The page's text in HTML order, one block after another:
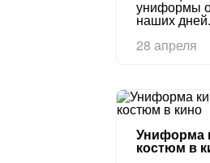
униформы
наших дней.
28 апреля
Униформа
костюм в